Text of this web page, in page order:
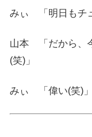
みぃ 「明日もチ
山本 「だから、
(笑)」
みぃ 「偉い(笑)」